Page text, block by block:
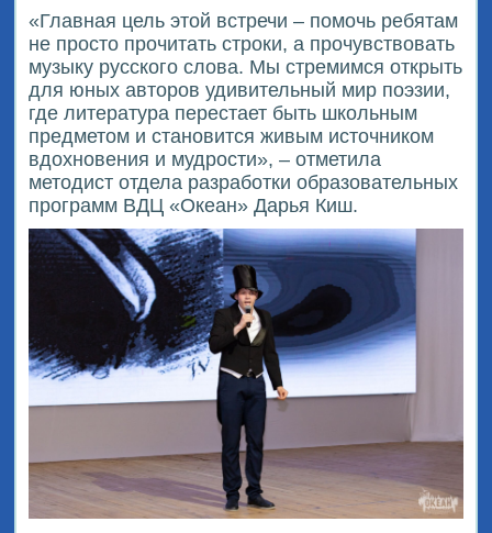
«Главная цель этой встречи – помочь ребятам
не просто прочитать строки, а прочувствовать
музыку русского слова. Мы стремимся открыть
для юных авторов удивительный мир поэзии,
где литература перестает быть школьным
предметом и становится живым источником
вдохновения и мудрости», – отметила
методист отдела разработки образовательных
программ ВДЦ «Океан» Дарья Киш.